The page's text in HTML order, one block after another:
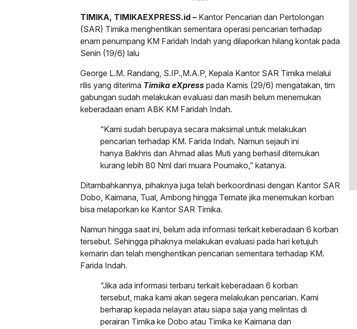
TIMIKA, TIMIKAEXPRESS.id – Kantor Pencarian dan Pertolongan
(SAR) Timika menghentikan sementara operasi pencarian terhadap
enam penumpang KM Faridah Indah yang dilaporkan hilang kontak pada
Senin (19/6) lalu
George L.M. Randang, S.IP.,M.A.P, Kepala Kantor SAR Timika melalui
rilis yang diterima Timika eXpress pada Kamis (29/6) mengatakan, tim
gabungan sudah melakukan evaluasi dan masih belum menemukan
keberadaan enam ABK KM Faridah Indah.
“Kami sudah berupaya secara maksimal untuk melakukan
pencarian terhadap KM. Farida Indah. Namun sejauh ini
hanya Bakhris dan Ahmad alias Muti yang berhasil ditemukan
kurang lebih 80 Nml dari muara Poumako,” katanya.
Ditambahkannya, pihaknya juga telah berkoordinasi dengan Kantor SAR
Dobo, Kaimana, Tual, Ambong hingga Ternate jika menemukan korban
bisa melaporkan ke Kantor SAR Timika.
Namun hingga saat ini, belum ada informasi terkait keberadaan 6 korban
tersebut. Sehingga pihaknya melakukan evaluasi pada hari ketujuh
kemarin dan telah menghentikan pencarian sementara terhadap KM.
Farida Indah.
“Jika ada informasi terbaru terkait keberadaan 6 korban
tersebut, maka kami akan segera melakukan pencarian. Kami
berharap kepada nelayan atau siapa saja yang melintas di
perairan Timika ke Dobo atau Timika ke Kaimana dan